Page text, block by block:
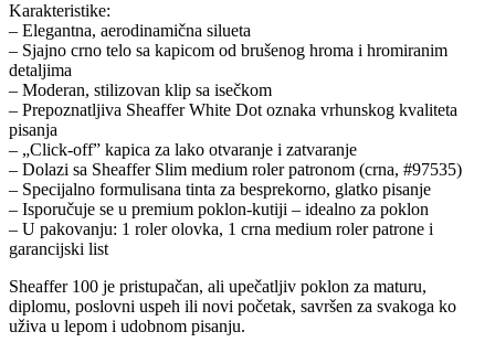
Karakteristike:
– Elegantna, aerodinamična silueta
– Sjajno crno telo sa kapicom od brušenog hroma i hromiranim
detaljima
– Moderan, stilizovan klip sa isečkom
– Prepoznatljiva Sheaffer White Dot oznaka vrhunskog kvaliteta
pisanja
– „Click-off” kapica za lako otvaranje i zatvaranje
– Dolazi sa Sheaffer Slim medium roler patronom (crna, #97535)
– Specijalno formulisana tinta za besprekorno, glatko pisanje
– Isporučuje se u premium poklon-kutiji – idealno za poklon
– U pakovanju: 1 roler olovka, 1 crna medium roler patrone i
garancijski list
Sheaffer 100 je pristupačan, ali upečatljiv poklon za maturu,
diplomu, poslovni uspeh ili novi početak, savršen za svakoga ko
uživa u lepom i udobnom pisanju.